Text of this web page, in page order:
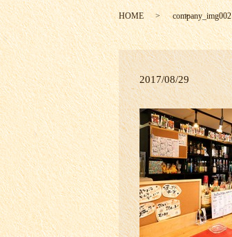
HOME company_img002
2017/08/29